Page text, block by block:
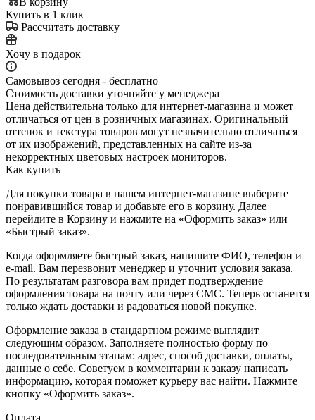
Купить в 1 клик
Рассчитать доставку
Хочу в подарок
Самовывоз сегодня - бесплатно
Стоимость доставки уточняйте у менеджера
Цена действительна только для интернет-магазина и может
отличаться от цен в розничных магазинах. Оригинальный
оттенок и текстура товаров могут незначительно отличаться
от их изображений, представленных на сайте из-за
некорректных цветовых настроек мониторов.
Как купить
Для покупки товара в нашем интернет-магазине выберите
понравившийся товар и добавьте его в корзину. Далее
перейдите в Корзину и нажмите на «Оформить заказ» или
«Быстрый заказ».
Когда оформляете быстрый заказ, напишите ФИО, телефон и
e-mail. Вам перезвонит менеджер и уточнит условия заказа.
По результатам разговора вам придет подтверждение
оформления товара на почту или через СМС. Теперь останется
только ждать доставки и радоваться новой покупке.
Оформление заказа в стандартном режиме выглядит
следующим образом. Заполняете полностью форму по
последовательным этапам: адрес, способ доставки, оплаты,
данные о себе. Советуем в комментарии к заказу написать
информацию, которая поможет курьеру вас найти. Нажмите
кнопку «Оформить заказ».